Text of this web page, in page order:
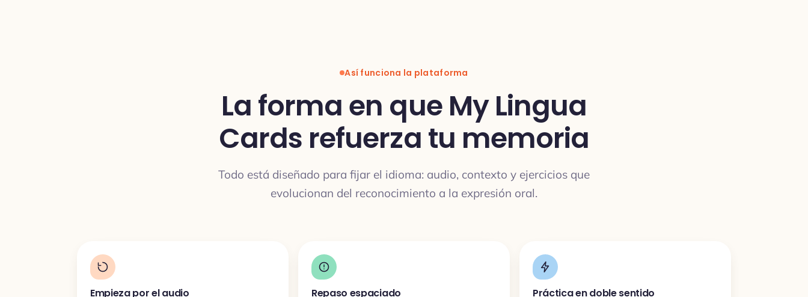
Así funciona la plataforma
La forma en que My Lingua
Cards refuerza tu memoria
Todo está diseñado para fijar el idioma: audio, contexto y ejercicios que
evolucionan del reconocimiento a la expresión oral.
Empieza por el audio Repaso espaciado Práctica en doble sentido